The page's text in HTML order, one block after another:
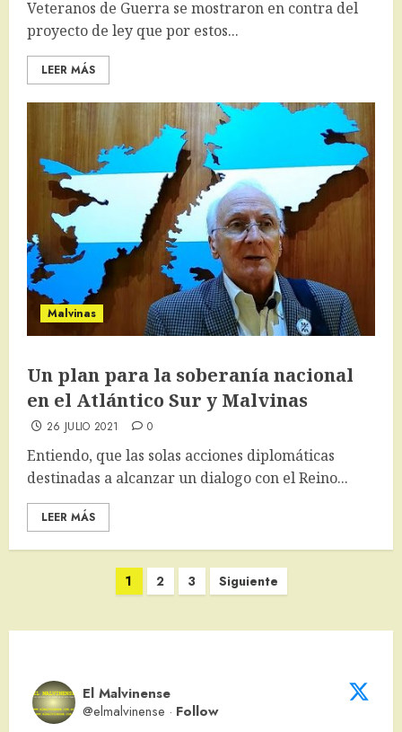
Veteranos de Guerra se mostraron en contra del
proyecto de ley que por estos...
LEER MÁS
Malvinas
Un plan para la soberanía nacional
en el Atlántico Sur y Malvinas
26 JULIO 2021 0
Entiendo, que las solas acciones diplomáticas
destinadas a alcanzar un dialogo con el Reino...
LEER MÁS
entradas
1 2 3 Siguiente
El Malvinense
@elmalvinense · Follow